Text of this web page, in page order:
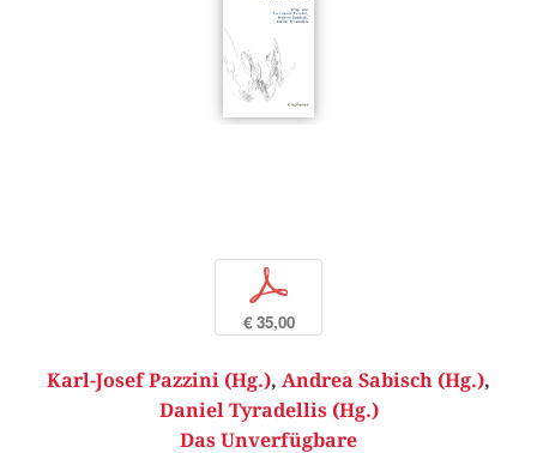
p
€ 35,00
Karl-Josef Pazzini (Hg.), Andrea Sabisch (Hg.),
Daniel Tyradellis (Hg.)
Das Unverfügbare